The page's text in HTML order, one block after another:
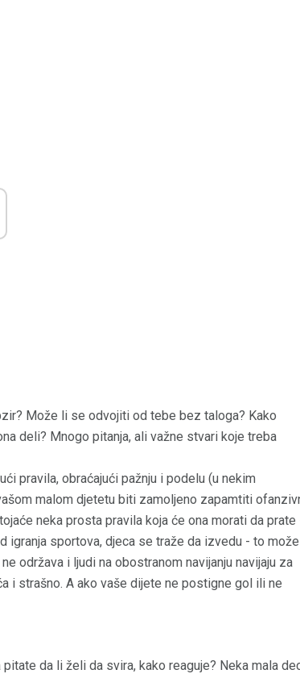
Može li se odvojiti od tebe bez taloga? Kako
deli? Mnogo pitanja, ali važne stvari koje treba
pravila, obraćajući pažnju i podelu (u nekim
malom djetetu biti zamoljeno zapamtiti
neka prosta pravila koja će ona morati da prate
igranja sportova, djeca se traže da izvedu - to može
održava i ljudi na obostranom navijanju navijaju za
i strašno. A ako vaše dijete ne postigne gol ili ne
da li želi da svira, kako reaguje? Neka mala